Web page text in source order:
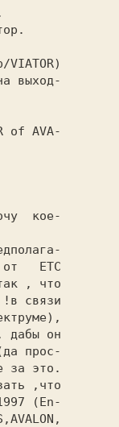
выход-
of AVA-
кое-
ETC
, что
связи
дабы он
прос-
за это.
(En-